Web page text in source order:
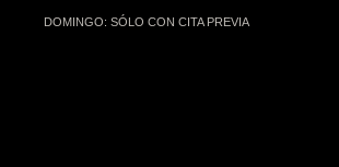
DOMINGO: SÓLO CON CITA PREVIA